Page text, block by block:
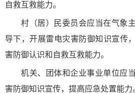
自救互救能力。
村（居）民委员会应当在气象
导下，开展雷电灾害防御知识宣传
害防御认识和自救互救能力。
机关、团体和企业事业单位应
害防御知识宣传，提高应急处置能力